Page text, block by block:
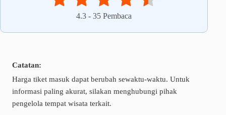
4.3 -35 Pembaca
Catatan:
Harga tiket masuk dapat berubah sewaktu-waktu. Untuk
informasi paling akurat, silakan menghubungi pihak
pengelola tempat wisata terkait.